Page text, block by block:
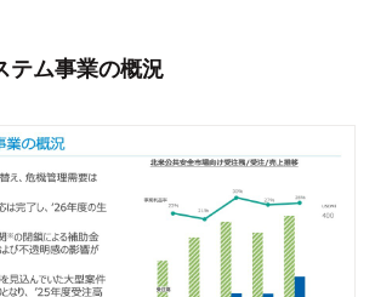
テム事業の概況